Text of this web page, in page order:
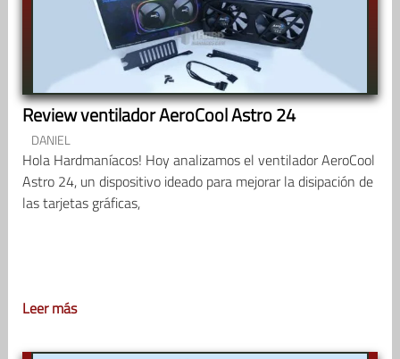
Review ventilador AeroCool Astro 24
DANIEL
Hola Hardmaníacos! Hoy analizamos el ventilador AeroCool
Astro 24, un dispositivo ideado para mejorar la disipación de
las tarjetas gráficas,
Leer más